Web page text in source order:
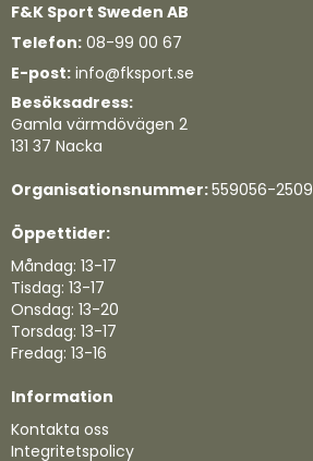
F&K Sport Sweden AB
Telefon: 08-99 00 67
E-post: info@fksport.se
Besöksadress:
Gamla värmdövägen 2
131 37 Nacka
Organisationsnummer:559056-2509
Öppettider:
Måndag: 13-17
Tisdag: 13-17
Onsdag: 13-20
Torsdag: 13-17
Fredag: 13-16
Information
Kontakta oss
Integritetspolicy